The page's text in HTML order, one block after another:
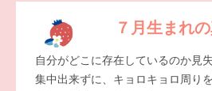
７月生まれ
自分がどこに存在しているのか見
集中出来ずに、キョロキョロ周り